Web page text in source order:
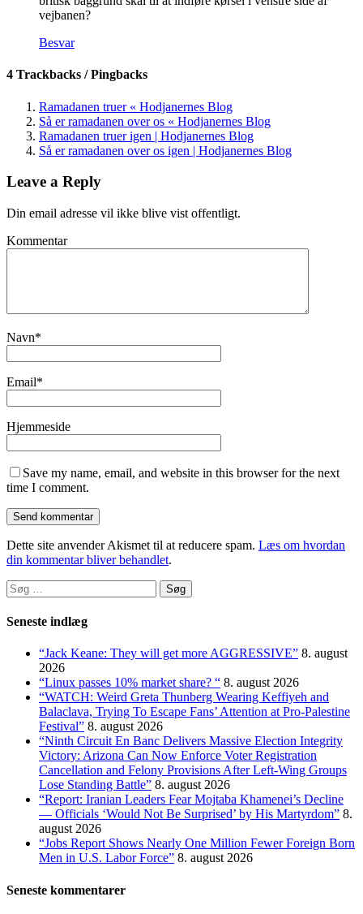
vejbanen?
Besvar
4 Trackbacks / Pingbacks
Ramadanen truer « Hodjanernes Blog
Så er ramadanen over os « Hodjanernes Blog
Ramadanen truer igen | Hodjanernes Blog
Så er ramadanen over os igen | Hodjanernes Blog
Leave a Reply
Din email adresse vil ikke blive vist offentligt.
Kommentar
Navn*
Email*
Hjemmeside
Save my name, email, and website in this browser for the next
time I comment.
Dette site anvender Akismet til at reducere spam. Læs om hvordan
din kommentar bliver behandlet.
Søg
efter:
Seneste indlæg
“Jack Keane: They will get more AGGRESSIVE” 8. august
2026
“Linux passes 10% market share? “ 8. august 2026
“WATCH: Weird Greta Thunberg Wearing Keffiyeh and
Balaclava, Trying To Escape Fans’ Attention at Pro-Palestine
Festival” 8. august 2026
“Ninth Circuit En Banc Delivers Massive Election Integrity
Victory: Arizona Can Now Enforce Voter Registration
Cancellation and Felony Provisions After Left-Wing Groups
Lose Standing Battle” 8. august 2026
“Report: Iranian Leaders Fear Mojtaba Khamenei’s Decline
— Officials ‘Would Not Be Surprised’ by His Martyrdom” 8.
august 2026
“Jobs Report Shows Nearly One Million Fewer Foreign Born
Men in U.S. Labor Force” 8. august 2026
Seneste kommentarer